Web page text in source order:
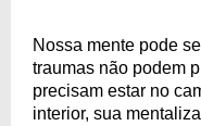
Nossa mente pode
traumas não podem
precisam estar no
interior, sua